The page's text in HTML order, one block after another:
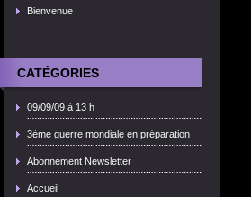
Bienvenue
CATÉGORIES
09/09/09 à 13 h
3ème guerre mondiale en préparation
Abonnement Newsletter
Accueil